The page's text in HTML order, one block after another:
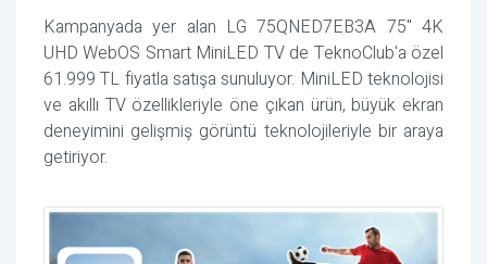
Kampanyada yer alan LG 75QNED7EB3A 75" 4K
UHD WebOS Smart MiniLED TV de TeknoClub'a özel
61.999 TL fiyatla satışa sunuluyor. MiniLED teknolojisi
ve akıllı TV özellikleriyle öne çıkan ürün, büyük ekran
deneyimini gelişmiş görüntü teknolojileriyle bir araya
getiriyor.